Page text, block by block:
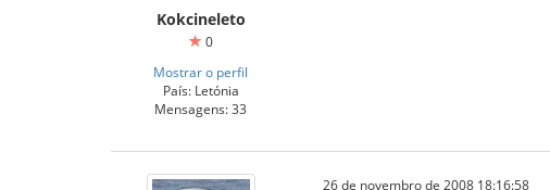
Kokcineleto
0
Mostrar o perfil
País: Letónia
Mensagens: 33
26 de novembro de 2008 18:16:58